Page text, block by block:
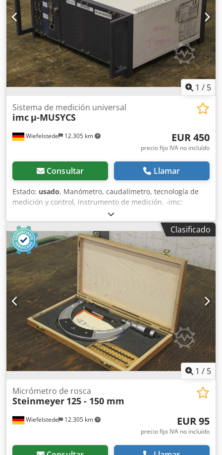
1 / 5
Wiefelstede 12.305 km
Sistema de medición universal
imc µ-MUSYCS
EUR 450
precio fijo IVA no incluído
Consultar Llamar
Estado: usado, Manómetro, caudalímetro, tecnología de
medición y control, instrumento de medición. -imc:
instrumento de medición universal µ-MUSYCS -Tensión:
110-230 V CA/CC -Dimensiones: 330/345/A145 mm Chjdpfx
Anefkpifo Eoa -Peso: 6,4 kg
Clasificado
1 / 5
Wiefelstede 12.305 km
Micrómetro de rosca
Steinmeyer 125 - 150 mm
EUR 95
precio fijo IVA no incluído